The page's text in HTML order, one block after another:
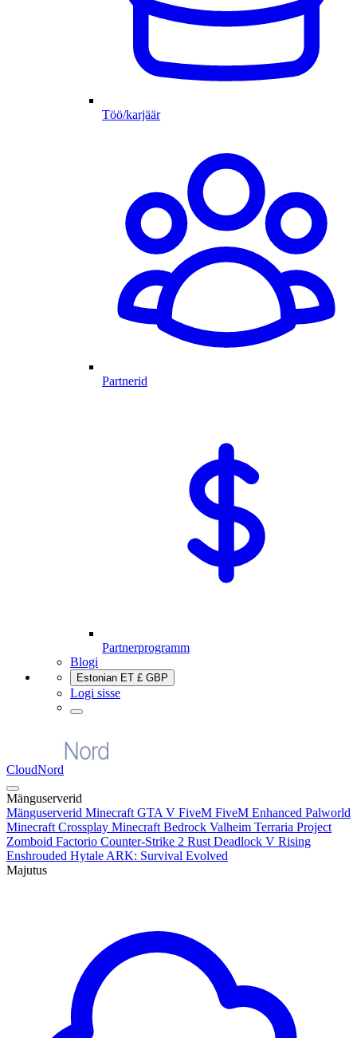
Töö/karjäär
Partnerid
Partnerprogramm
Blogi
Estonian ET £ GBP
Logi sisse
CloudNord
Mänguserverid
Mänguserverid Minecraft GTA V FiveM FiveM Enhanced Palworld
Minecraft Crossplay Minecraft Bedrock Valheim Terraria Project
Zomboid Factorio Counter-Strike 2 Rust Deadlock V Rising
Enshrouded Hytale ARK: Survival Evolved
Majutus